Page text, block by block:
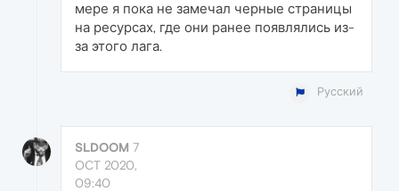
мере я пока не замечал черные страницы
на ресурсах, где они ранее появлялись из-
за этого лага.
Русский
SLDOOM 7
OCT 2020,
09:40